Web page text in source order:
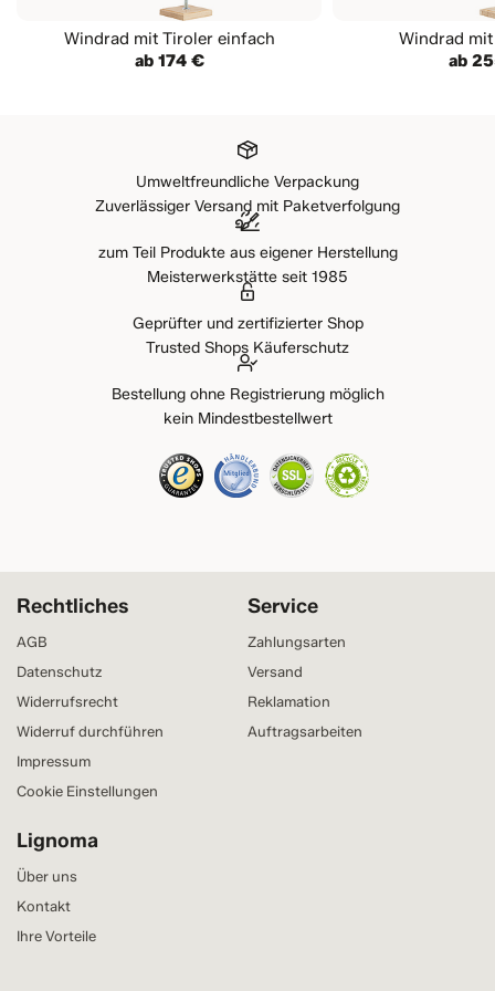
die Figur angenehm langsam und gleichmäßig – selbst bei
stärkerem Wind. So entsteht eine harmonische Bewegung, die
das Windrad besonders lebendig und faszinierend wirken lässt.
entweder eine Klemme verwenden oder den Standfuß mit
Schrauben befestigen. Für die Montage an einer Wand
empfehlen wir außerdem unsereWandhalterung.
Windrad mit Tiroler einfach
ab 174 €
Windrad
ab
Umweltfreundliche Verpackung
Zuverlässiger Versand mit Paketverfolgung
zum Teil Produkte aus eigener Herstellung
Meisterwerkstätte seit 1985
Geprüfter und zertifizierter Shop
Trusted Shops Käuferschutz
Bestellung ohne Registrierung möglich
kein Mindestbestellwert
Service
Zahlungsarten
Versand
Reklamation
Auftragsarbeiten
Rechtliches
AGB
Datenschutz
Widerrufsrecht
Widerruf durchführen
Impressum
Cookie Einstellungen
Lignoma
Über uns
Kontakt
Ihre Vorteile